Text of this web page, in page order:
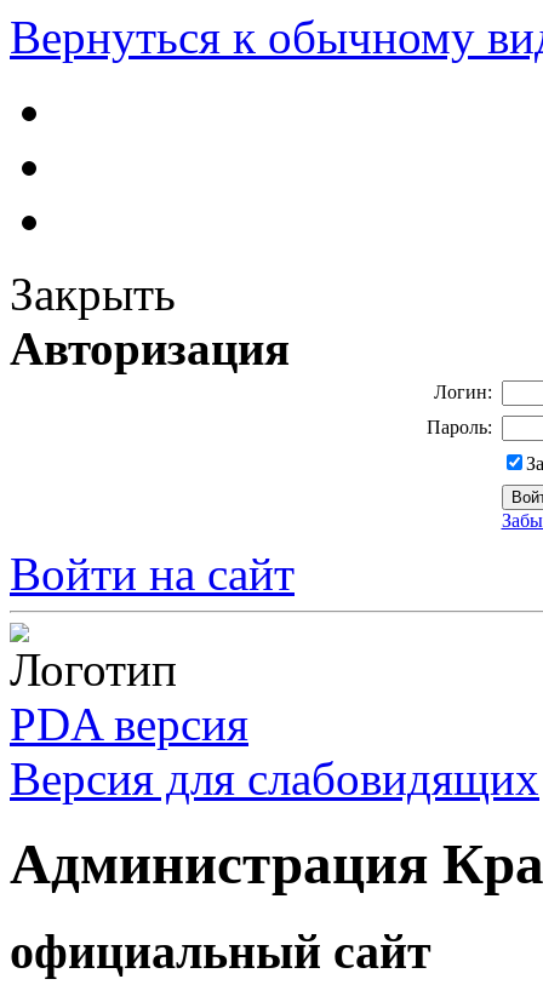
Вернуться к обычному
Закрыть
Авторизация
Логин:
Пароль:
Войти на сайт
PDA версия
Версия для слабовидящих
Администрация
официальный сайт